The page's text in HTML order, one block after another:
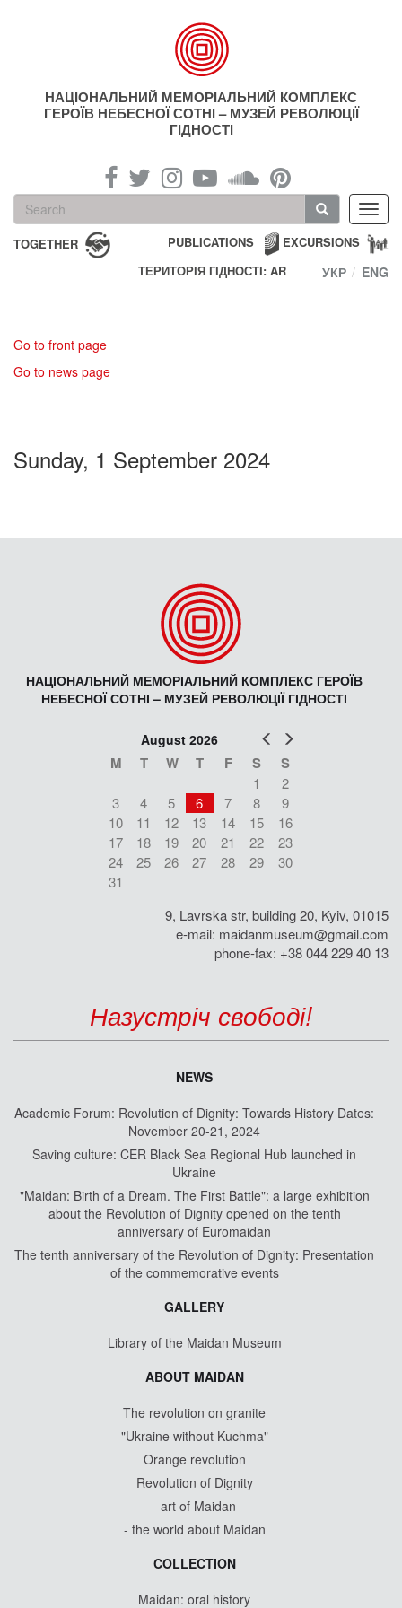
НАЦІОНАЛЬНИЙ МЕМОРІАЛЬНИЙ КОМПЛЕКС
ГЕРОЇВ НЕБЕСНОЇ СОТНІ – МУЗЕЙ РЕВОЛЮЦІЇ
ГІДНОСТІ
Search
form
Search
TOGETHER EXCURSIONS
PUBLICATIONS
ТЕРИТОРІЯ ГІДНОСТІ: AR
УКР ENG
Go to front page
Go to news page
Sunday, 1 September 2024
НАЦІОНАЛЬНИЙ МЕМОРІАЛЬНИЙ КОМПЛЕКС ГЕРОЇВ
НЕБЕСНОЇ СОТНІ – МУЗЕЙ РЕВОЛЮЦІЇ ГІДНОСТІ
Prev
August 2026
M T W T F S S
1
2
3
4 5 6 7 8
9
10
11 12 13 14 15
16
17
18 19 20 21 22
23
24
25 26 27 28 29
30
31
9, Lavrska str, building 20, Kyiv, 01015
e-mail: maidanmuseum@gmail.com
phone-fax: +38 044 229 40 13
Назустріч свободі!
NEWS
Academic Forum: Revolution of Dignity: Towards History Dates:
November 20-21, 2024
Saving culture: CER Black Sea Regional Hub launched in
Ukraine
"Maidan: Birth of a Dream. The First Battle": a large exhibition
about the Revolution of Dignity opened on the tenth
anniversary of Euromaidan
The tenth anniversary of the Revolution of Dignity: Presentation
of the commemorative events
GALLERY
Library of the Maidan Museum
ABOUT MAIDAN
The revolution on granite
"Ukraine without Kuchma"
Orange revolution
Revolution of Dignity
- art of Maidan
- the world about Maidan
COLLECTION
Maidan: oral history